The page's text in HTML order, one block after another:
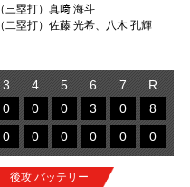
（三塁打）真﨑 海斗
（二塁打）佐藤 光希、八木 孔輝
3 4 5 6 7
R
0 0 0 3 0
8
0 0 0 0 0 0
後攻 バッテリー